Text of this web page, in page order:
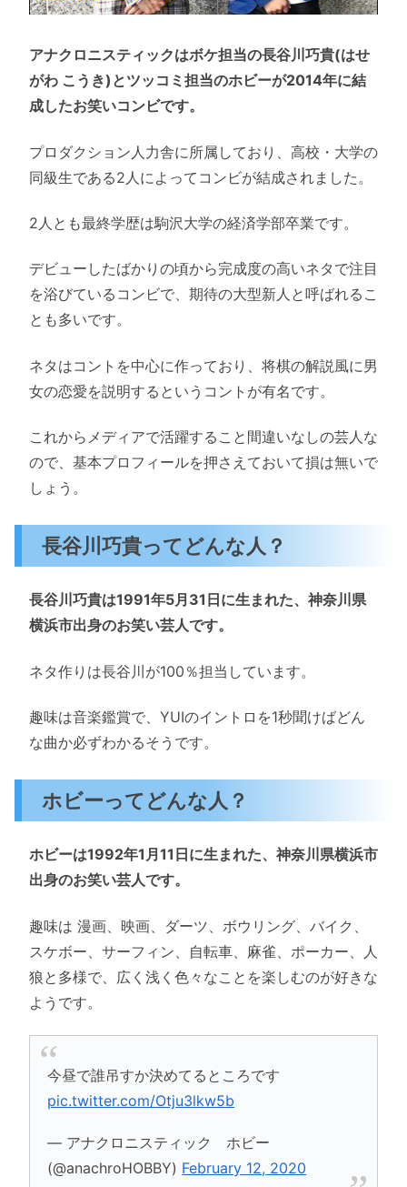
アナクロニスティックはボケ担当の長谷川巧貴(はせ
がわ こうき)とツッコミ担当のホビーが2014年に結
成したお笑いコンビです。
プロダクション人力舎に所属しており、高校・大学の
同級生である2人によってコンビが結成されました。
2人とも最終学歴は駒沢大学の経済学部卒業です。
デビューしたばかりの頃から完成度の高いネタで注目
を浴びているコンビで、期待の大型新人と呼ばれるこ
とも多いです。
ネタはコントを中心に作っており、将棋の解説風に男
女の恋愛を説明するというコントが有名です。
これからメディアで活躍すること間違いなしの芸人な
ので、基本プロフィールを押さえておいて損は無いで
しょう。
長谷川巧貴ってどんな人？
長谷川巧貴は1991年5月31日に生まれた、神奈川県
横浜市出身のお笑い芸人です。
ネタ作りは長谷川が100％担当しています。
趣味は音楽鑑賞で、YUIのイントロを1秒聞けばどん
な曲か必ずわかるそうです。
ホビーってどんな人？
ホビーは1992年1月11日に生まれた、神奈川県横浜市
出身のお笑い芸人です。
趣味は 漫画、映画、ダーツ、ボウリング、バイク、
スケボー、サーフィン、自転車、麻雀、ポーカー、人
狼と多様で、広く浅く色々なことを楽しむのが好きな
ようです。
今昼で誰吊すか決めてるところです
pic.twitter.com/Otju3lkw5b
— アナクロニスティック ホビー
(@anachroHOBBY) February 12, 2020